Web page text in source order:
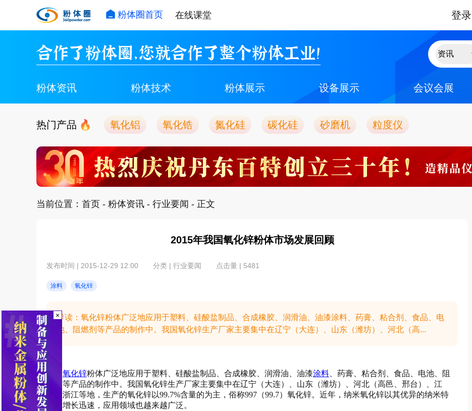
粉体圈首页 在线课堂 登录
合作了粉体圈，您就合作了整个粉体工业！
粉体资讯 粉体技术 粉体展示 设备展示 会议会展
热门产品 氧化铝 氧化锆 氮化硅 碳化硅 砂磨机 粒度仪
当前位置： 首页 - 粉体资讯 - 行业要闻 - 正文
2015年我国氧化锌粉体市场发展回顾
发布时间 | 2015-12-29 12:00 分类 | 行业要闻 点击量 | 5481
涂料 氧化锌
导读：氧化锌粉体广泛地应用于塑料、硅酸盐制品、合成橡胶、润滑油、油漆涂料、药膏、粘合剂、食品、电
池、阻燃剂等产品的制作中。我国氧化锌生产厂家主要集中在辽宁（大连）、山东（潍坊）、河北（高...
氧化锌粉体广泛地应用于塑料、硅酸盐制品、合成橡胶、润滑油、油漆涂料 、药膏、粘合剂、食品、电池、阻
燃剂等产品的制作中。我国氧化锌生产厂家主要集中在辽宁（大连）、山东（潍坊）、河北（高邑、邢台）、江
苏、浙江等地，生产的氧化锌以99.7%含量的为主，俗称997（99.7）氧化锌。近年，纳米氧化锌以其优异的纳米特
性，增长迅速，应用领域也越来越广泛。
×